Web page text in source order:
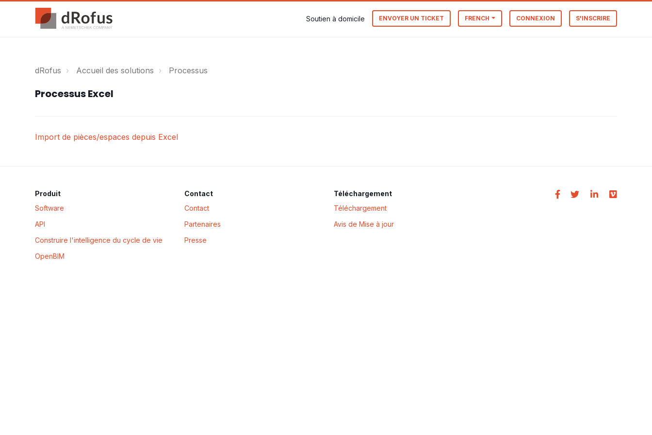
Soutien à domicile ENVOYER UN TICKET FRENCH CONNEXION S'INSCRIRE
dRofus Accueil des solutions Processus
Processus Excel
Import de pièces/espaces depuis Excel
Produit
Software
API
Construire l'intelligence du cycle de vie
OpenBIM
Contact
Contact
Partenaires
Presse
Téléchargement
Téléchargement
Avis de Mise à jour